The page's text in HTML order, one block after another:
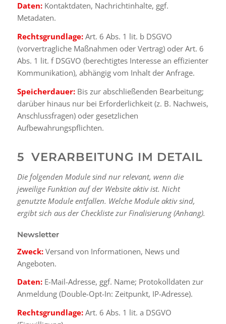
Daten: Kontaktdaten, Nachrichtinhalte, ggf.
Metadaten.
Rechtsgrundlage: Art. 6 Abs. 1 lit. b DSGVO
(vorvertragliche Maßnahmen oder Vertrag) oder Art. 6
Abs. 1 lit. f DSGVO (berechtigtes Interesse an effizienter
Kommunikation), abhängig vom Inhalt der Anfrage.
Speicherdauer: Bis zur abschließenden Bearbeitung;
darüber hinaus nur bei Erforderlichkeit (z. B. Nachweis,
Anschlussfragen) oder gesetzlichen
Aufbewahrungspflichten.
5 VERARBEITUNG IM DETAIL
Die folgenden Module sind nur relevant, wenn die
jeweilige Funktion auf der Website aktiv ist. Nicht
genutzte Module entfallen. Welche Module aktiv sind,
ergibt sich aus der Checkliste zur Finalisierung (Anhang).
Newsletter
Zweck: Versand von Informationen, News und
Angeboten.
Daten: E-Mail-Adresse, ggf. Name; Protokolldaten zur
Anmeldung (Double-Opt-In: Zeitpunkt, IP-Adresse).
Rechtsgrundlage: Art. 6 Abs. 1 lit. a DSGVO